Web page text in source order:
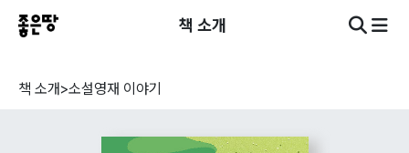
책 소개
책 소개>소설영재 이야기